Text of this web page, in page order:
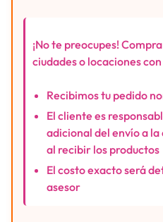
¡No te preocupes!
ciudades o locaciones
Recibimos tu pedido
El cliente es
adicional del envío a
al recibir los productos
El costo exacto será
asesor